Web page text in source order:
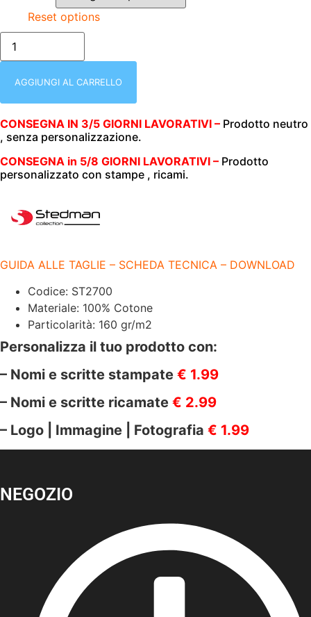
Reset options
T-
SHIRT
MANICA
|
A
V
STEDMAN
|
OCEAN
100%
COTONE
gr/m2
|
quantità
AGGIUNGI AL CARRELLO
CONSEGNA IN 3/5 GIORNI LAVORATIVI – Prodotto neutro
, senza personalizzazione.
CONSEGNA in 5/8 GIORNI LAVORATIVI – Prodotto
personalizzato con stampe , ricami.
GUIDA ALLE TAGLIE – SCHEDA TECNICA – DOWNLOAD
Codice: ST2700
Materiale: 100% Cotone
Particolarità: 160 gr/m2
Personalizza il tuo prodotto con:
– Nomi e scritte stampate € 1.99
– Nomi e scritte ricamate € 2.99
– Logo | Immagine | Fotografia € 1.99
NEGOZIO